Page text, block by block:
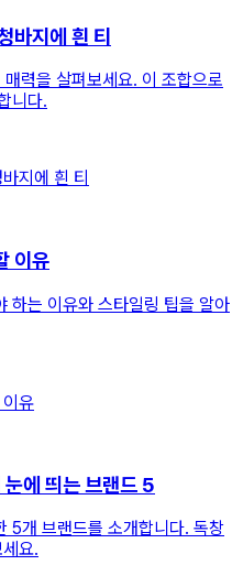
바지에 흰 티
력을 살펴보세요. 이 조합으로
니다.
이유
하는 이유와 스타일링 팁을 알아
에 띄는 브랜드 5
5개 브랜드를 소개합니다. 독창
요.